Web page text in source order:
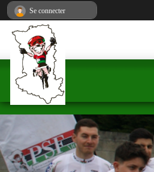
Se connecter
Panneau de gestion des cookies